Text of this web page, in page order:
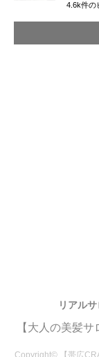
4.6k件の
リアル
【大人の美髪
Copyright© 【帯広